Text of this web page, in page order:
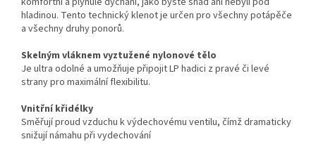
hladinou. Tento technický klenot je určen pro všechny potápěče
a všechny druhy ponorů.
Skelným vláknem vyztužené nylonové tělo
Je ultra odolné a umožňuje připojit LP hadici z pravé či levé
strany pro maximální flexibilitu.
Vnitřní křidélky
Směřují proud vzduchu k výdechovému ventilu, čímž dramaticky
snižují námahu při vydechování